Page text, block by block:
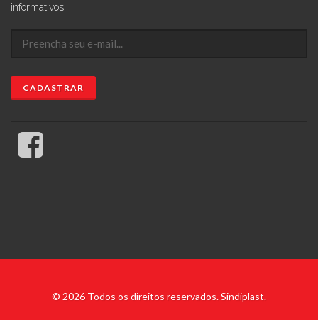
informativos:
© 2026 Todos os direitos reservados. Sindiplast.